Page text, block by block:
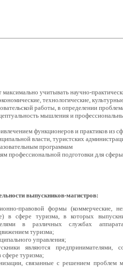
учитывать научно-
технологические,
работы, в определении
мышления и
функционеров и практиков из
власти, туристских
программам
профессиональной подготовки для
выпускников-магистров:
правовой формы (коммерческие,
в сфере туризма, в которых
в различных службах
туризма;
управления;
являются предпринимателями,
туризма;
связанные с решением проблем